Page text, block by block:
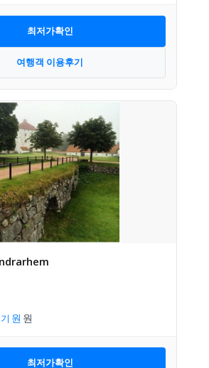
최저가확인
여행객 이용후기
최저가확인